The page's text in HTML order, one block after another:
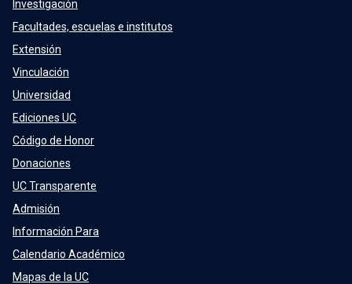
Investigación
Facultades, escuelas e institutos
Extensión
Vinculación
Universidad
Ediciones UC
Código de Honor
Donaciones
UC Transparente
Admisión
Información Para
Calendario Académico
Mapas de la UC